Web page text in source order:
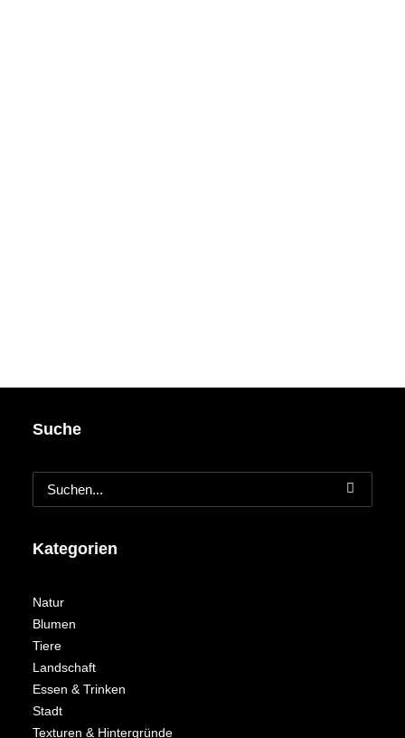
Suche
Kategorien
Natur
Blumen
Tiere
Landschaft
Essen & Trinken
Stadt
Texturen & Hintergründe